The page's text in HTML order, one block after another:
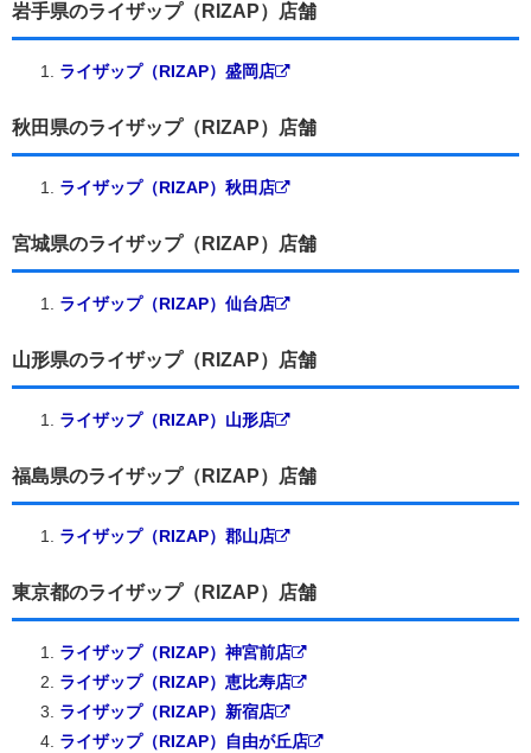
岩手県のライザップ（RIZAP）店舗
ライザップ（RIZAP）盛岡店
秋田県のライザップ（RIZAP）店舗
ライザップ（RIZAP）秋田店
宮城県のライザップ（RIZAP）店舗
ライザップ（RIZAP）仙台店
山形県のライザップ（RIZAP）店舗
ライザップ（RIZAP）山形店
福島県のライザップ（RIZAP）店舗
ライザップ（RIZAP）郡山店
東京都のライザップ（RIZAP）店舗
ライザップ（RIZAP）神宮前店
ライザップ（RIZAP）恵比寿店
ライザップ（RIZAP）新宿店
ライザップ（RIZAP）自由が丘店